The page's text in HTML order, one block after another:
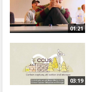
01:21
03:19